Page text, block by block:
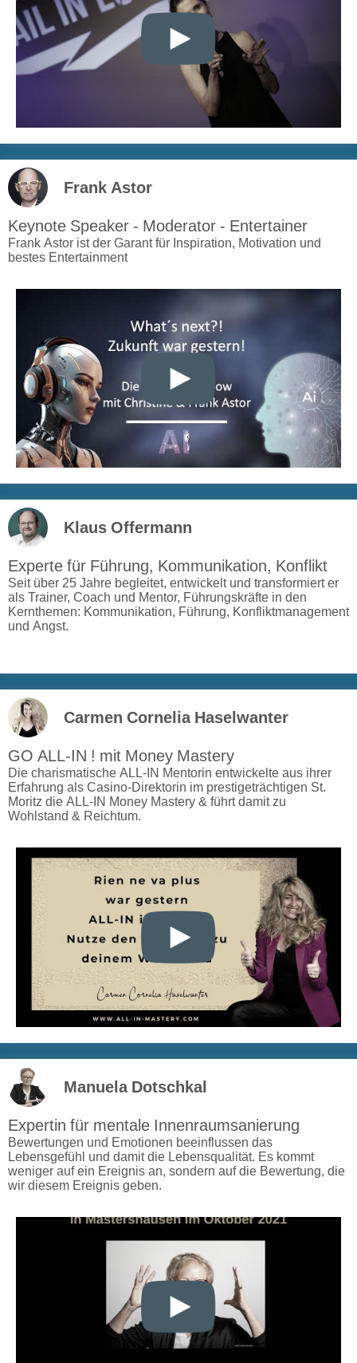
Frank Astor
Keynote Speaker - Moderator - Entertainer
Frank Astor ist der Garant für Inspiration, Motivation und
bestes Entertainment
Klaus Offermann
Experte für Führung, Kommunikation, Konflikt
Seit über 25 Jahre begleitet, entwickelt und transformiert er
als Trainer, Coach und Mentor, Führungskräfte in den
Kernthemen: Kommunikation, Führung, Konfliktmanagement
und Angst.
Carmen Cornelia Haselwanter
GO ALL-IN ! mit Money Mastery
Die charismatische ALL-IN Mentorin entwickelte aus ihrer
Erfahrung als Casino-Direktorin im prestigeträchtigen St.
Moritz die ALL-IN Money Mastery & führt damit zu
Wohlstand & Reichtum.
Manuela Dotschkal
Expertin für mentale Innenraumsanierung
Bewertungen und Emotionen beeinflussen das
Lebensgefühl und damit die Lebensqualität. Es kommt
weniger auf ein Ereignis an, sondern auf die Bewertung, die
wir diesem Ereignis geben.